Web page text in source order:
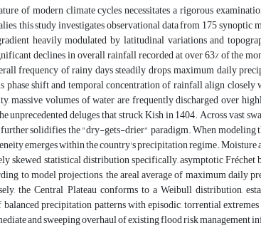
of modern climate cycles necessitates a rigorous
this study investigates observational data from 175
heavily modulated by latitudinal variations and
declines in overall rainfall recorded at over 63% of the
frequency of rainy days steadily drops, maximum daily
phase shift and temporal concentration of rainfall align
massive volumes of water are frequently discharged over
unprecedented deluges that struck Kish in 1404. Across vast
solidifies the "dry-gets-drier" paradigm. When modeling
emerges within the country's precipitation regime.
skewed statistical distribution specifically, asymptotic
to model projections, the areal average of maximum daily
the Central Plateau conforms to a Weibull distribution,
balanced precipitation patterns with episodic, torrential
and sweeping overhaul of existing flood risk management